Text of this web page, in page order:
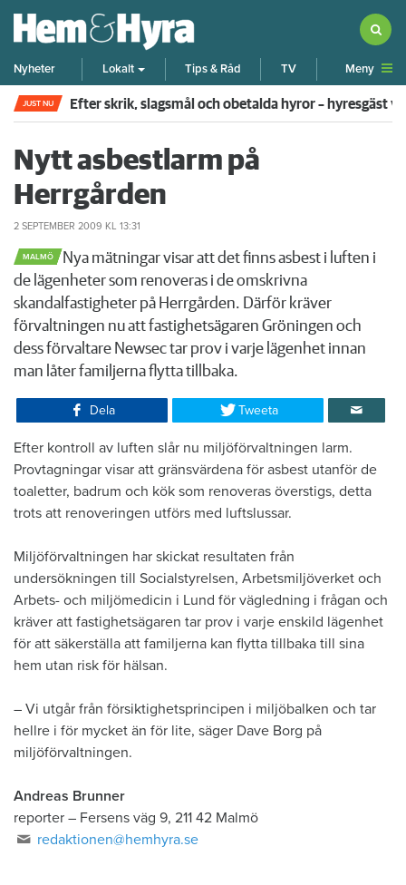
Nyheter Lokalt Tips & Råd TV Meny
JUST NU Hade 14 hundar, undulat och sköldpadda – i en
Nytt asbestlarm på
Herrgården
2 SEPTEMBER 2009 KL 13:31
MALMÖ
​Nya mätningar visar att det finns asbest i luften i
de lägenheter som renoveras i de omskrivna
skandalfastigheter på Herrgården. Därför kräver
förvaltningen nu att fastighetsägaren Gröningen och
dess förvaltare Newsec tar prov i varje lägenhet innan
man låter familjerna flytta tillbaka.
Dela Tweeta
Efter kontroll av luften slår nu miljöförvaltningen larm.
Provtagningar visar att gränsvärdena för asbest utanför de
toaletter, badrum och kök som renoveras överstigs, detta
trots att renoveringen utförs med luftslussar.
Miljöförvaltningen har skickat resultaten från
undersökningen till Socialstyrelsen, Arbetsmiljöverket och
Arbets- och miljömedicin i Lund för vägledning i frågan och
kräver att fastighetsägaren tar prov i varje enskild lägenhet
för att säkerställa att familjerna kan flytta tillbaka till sina
hem utan risk för hälsan.
– Vi utgår från försiktighetsprincipen i miljöbalken och tar
hellre i för mycket än för lite, säger Dave Borg på
miljöförvaltningen.
Andreas Brunner
reporter – Fersens väg 9, 211 42 Malmö
redaktionen@hemhyra.se